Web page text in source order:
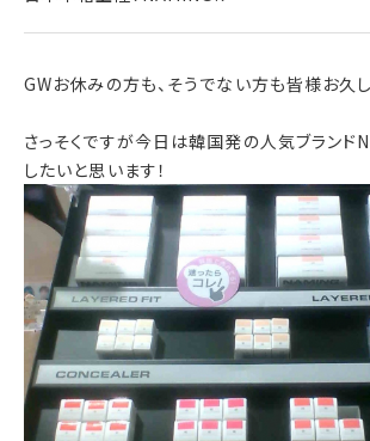
GWお休みの方も、そうでない方も皆様お久
さっそくですが今日は韓国発の人気ブランド
したいと思います！